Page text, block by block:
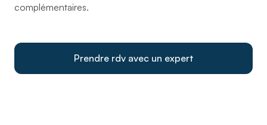
complémentaires.
Prendre rdv avec un expert